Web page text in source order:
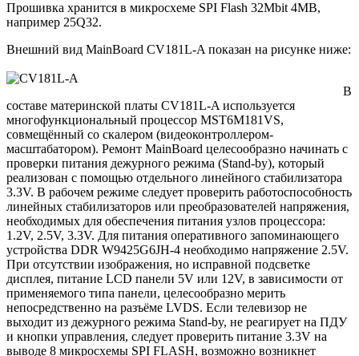
Прошивка хранится в микросхеме SPI Flash 32Mbit 4MB,
например 25Q32.
Внешний вид MainBoard CV181L-A показан на рисунке ниже:
В
составе материнской платы CV181L-A используется
многофункциональный процессор MST6M181VS,
совмещённый со скалером (видеоконтроллером-
масштабатором). Ремонт MainBoard целесообразно начинать с
проверки питания дежурного режима (Stand-by), который
реализован с помощью отдельного линейного стабилизатора
3.3V. В рабочем режиме следует проверить работоспособность
линейных стабилизаторов или преобразователей напряжения,
необходимых для обеспечения питания узлов процессора:
1.2V, 2.5V, 3.3V. Для питания оперативного запоминающего
устройства DDR W9425G6JH-4 необходимо напряжение 2.5V.
При отсутствии изображения, но исправной подсветке
дисплея, питание LCD панели 5V или 12V, в зависимости от
применяемого типа панели, целесообразно мерить
непосредственно на разъёме LVDS. Если телевизор не
выходит из дежурного режима Stand-by, не реагирует на ПДУ
и кнопки управления, следует проверить питание 3.3V на
выводе 8 микросхемы SPI FLASH, возможно возникнет